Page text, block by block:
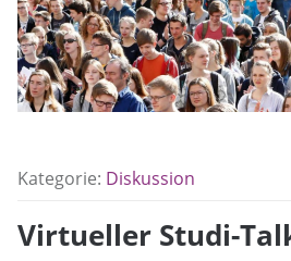
Kategorie: Diskussion
Virtueller Studi-